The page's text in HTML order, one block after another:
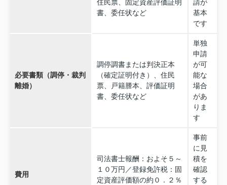
住民票、固定資産評価証明
書、委任状など
請が
基本
です
必要書類（調停・裁判
離婚）
調停調書または判決正本
（確定証明付き）、住民
票、戸籍謄本、評価証明
書、委任状など
単独
申請
が可
能な
場合
があ
りま
す
費用
司法書士報酬：およそ５～
１０万円／登録免許税：固
定資産評価額の約０．２％
事前
に見
積を
確認
する